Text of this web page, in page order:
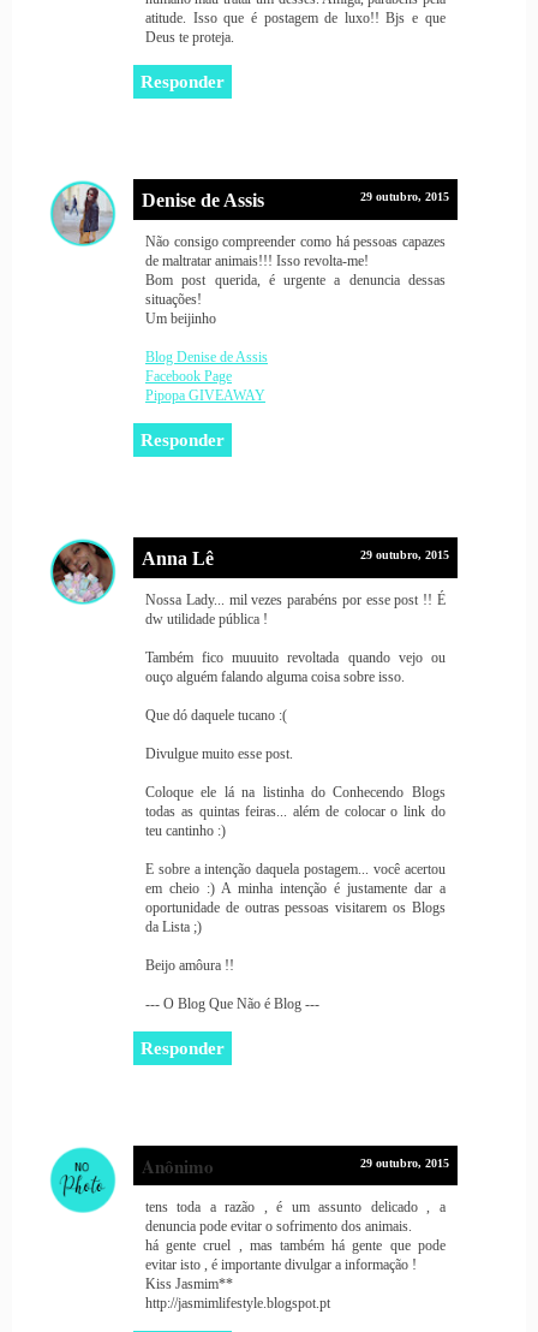
atitude. Isso que é postagem de luxo!! Bjs e que
Deus te proteja.
Responder
Denise de Assis 29 outubro, 2015
Não consigo compreender como há pessoas capazes
de maltratar animais!!! Isso revolta-me!
Bom post querida, é urgente a denuncia dessas
situações!
Um beijinho
Blog Denise de Assis
Facebook Page
Pipopa GIVEAWAY
Responder
Anna Lê 29 outubro, 2015
Nossa Lady... mil vezes parabéns por esse post !! É
dw utilidade pública !
Também fico muuuito revoltada quando vejo ou
ouço alguém falando alguma coisa sobre isso.
Que dó daquele tucano :(
Divulgue muito esse post.
Coloque ele lá na listinha do Conhecendo Blogs
todas as quintas feiras... além de colocar o link do
teu cantinho :)
E sobre a intenção daquela postagem... você acertou
em cheio :) A minha intenção é justamente dar a
oportunidade de outras pessoas visitarem os Blogs
da Lista ;)
Beijo amôura !!
--- O Blog Que Não é Blog ---
Responder
Anônimo 29 outubro, 2015
tens toda a razão , é um assunto delicado , a
denuncia pode evitar o sofrimento dos animais.
há gente cruel , mas também há gente que pode
evitar isto , é importante divulgar a informação !
Kiss Jasmim**
http://jasmimlifestyle.blogspot.pt